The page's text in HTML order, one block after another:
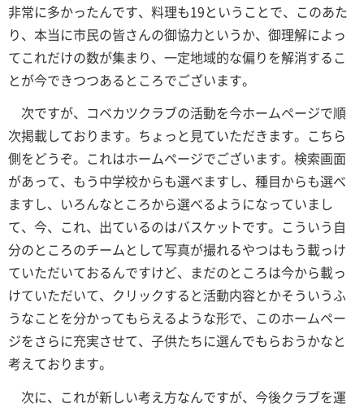
非常に多かったんです、料理も19ということで、このあた
り、本当に市民の皆さんの御協力というか、御理解によっ
てこれだけの数が集まり、一定地域的な偏りを解消するこ
とが今できつつあるところでございます。
次ですが、コベカツクラブの活動を今ホームページで順
次掲載しております。ちょっと見ていただきます。こちら
側をどうぞ。これはホームページでございます。検索画面
があって、もう中学校からも選べますし、種目からも選べ
ますし、いろんなところから選べるようになっていまし
て、今、これ、出ているのはバスケットです。こういう自
分のところのチームとして写真が撮れるやつはもう載っけ
ていただいておるんですけど、まだのところは今から載っ
けていただいて、クリックすると活動内容とかそういうふ
うなことを分かってもらえるような形で、このホームペー
ジをさらに充実させて、子供たちに選んでもらおうかなと
考えております。
次に、これが新しい考え方なんですが、今後クラブを運